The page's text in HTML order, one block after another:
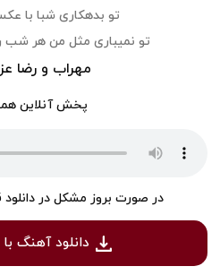
تو بدهکاری شبا با
تو نمیباری مثل من هر شب
مهراب و رضا
پخش آنلاین
در صورت بروز مشکل در
دانلود آهنگ با